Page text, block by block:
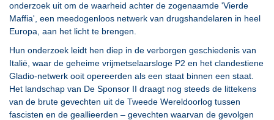
onderzoek uit om de waarheid achter de zogenaamde 'Vierde
Maffia', een meedogenloos netwerk van drugshandelaren in heel
Europa, aan het licht te brengen.
Hun onderzoek leidt hen diep in de verborgen geschiedenis van
Italië, waar de geheime vrijmetselaarsloge P2 en het clandestiene
Gladio-netwerk ooit opereerden als een staat binnen een staat.
Het landschap van De Sponsor II draagt nog steeds de littekens
van de brute gevechten uit de Tweede Wereldoorlog tussen
fascisten en de geallieerden – gevechten waarvan de gevolgen